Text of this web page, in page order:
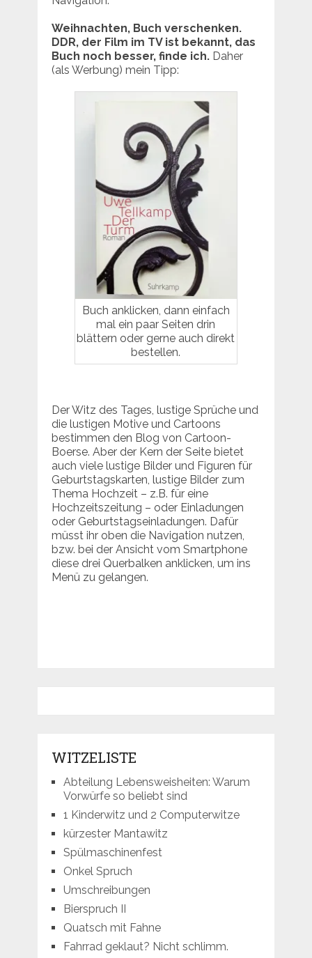
Weihnachten, Buch verschenken.
DDR, der Film im TV ist bekannt, das
Buch noch besser, finde ich.Daher
(als Werbung) mein Tipp:
Buch anklicken, dann einfach
mal ein paar Seiten drin
blättern oder gerne auch direkt
bestellen.
Der Witz des Tages, lustige Sprüche und
die lustigen Motive und Cartoons
bestimmen den Blog von Cartoon-
Boerse. Aber der Kern der Seite bietet
auch viele lustige Bilder und Figuren für
Geburtstagskarten, lustige Bilder zum
Thema Hochzeit – z.B. für eine
Hochzeitszeitung – oder Einladungen
oder Geburtstagseinladungen. Dafür
müsst ihr oben die Navigation nutzen,
bzw. bei der Ansicht vom Smartphone
diese drei Querbalken anklicken, um ins
Menü zu gelangen.
WITZELISTE
Abteilung Lebensweisheiten: Warum
Vorwürfe so beliebt sind
1 Kinderwitz und 2 Computerwitze
kürzester Mantawitz
Spülmaschinenfest
Onkel Spruch
Umschreibungen
Bierspruch II
Quatsch mit Fahne
Fahrrad geklaut? Nicht schlimm.